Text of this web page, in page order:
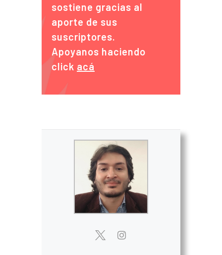
sostiene gracias al
aporte de sus
suscriptores.
Apoyanos haciendo
click acá